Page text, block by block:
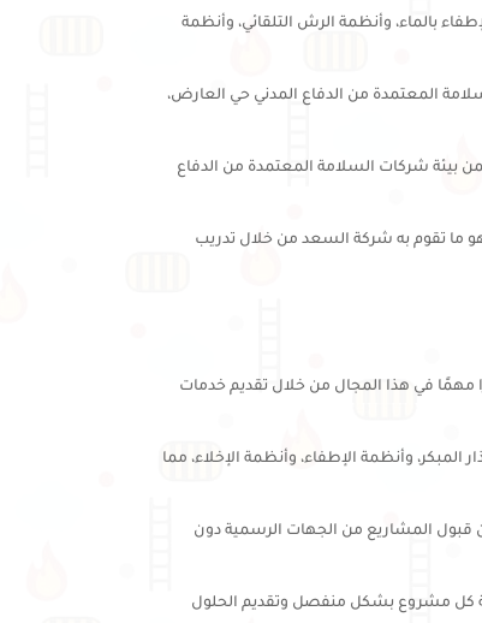
بالماء، وأنظمة الرش التلقائي، وأنظمة
المعتمدة من الدفاع المدني حي العارض،
شركات السلامة المعتمدة من الدفاع
ما تقوم به شركة السعد من خلال تدريب
مهمًا في هذا المجال من خلال تقديم خدمات
وأنظمة الإطفاء، وأنظمة الإخلاء، مما
المشاريع من الجهات الرسمية دون
كل مشروع بشكل منفصل وتقديم الحلول